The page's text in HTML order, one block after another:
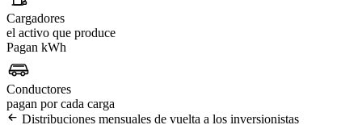
Cargadores
el activo que produce
Pagan kWh
Conductores
pagan por cada carga
Distribuciones mensuales de vuelta a los inversionistas